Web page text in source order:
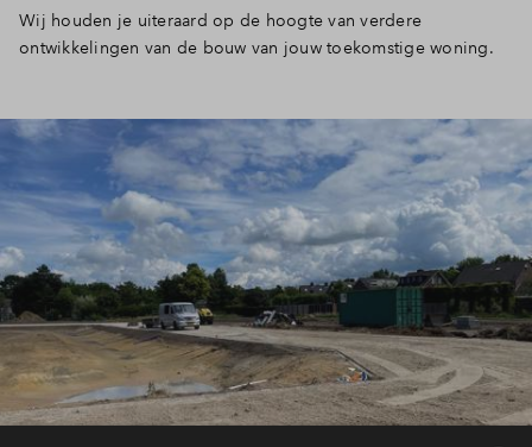
Inloggen
Wij houden je uiteraard op de hoogte van verdere
ontwikkelingen van de bouw van jouw toekomstige woning.